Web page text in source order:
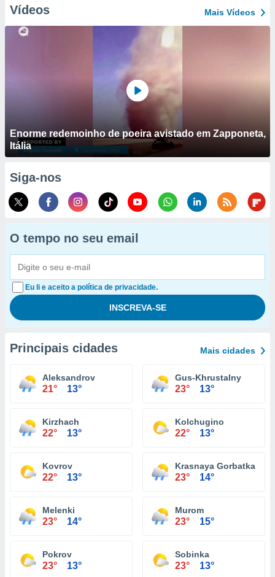
Vídeos Mais Vídeos
Enorme redemoinho de poeira avistado em Zapponeta,
Itália
Siga-nos
O tempo no seu email
Eu li e aceito a política de privacidade.
Principais cidades Mais cidades
Aleksandrov
21° 13°
Gus-Khrustalny
23° 13°
Kirzhach
22° 13°
Kolchugino
22° 13°
Kovrov
22° 13°
Krasnaya Gorbatka
23° 14°
Melenki
23° 14°
Murom
23° 15°
Pokrov
23° 13°
Sobinka
23° 13°